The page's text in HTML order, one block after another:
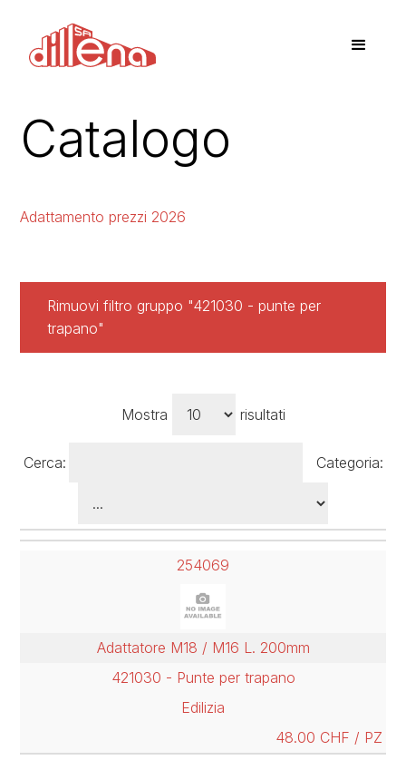
Catalogo
Adattamento prezzi 2026
Rimuovi filtro gruppo "421030 - punte per
trapano"
Mostra risultati
Cerca: Categoria:
254069
Adattatore M18 / M16 L. 200mm
421030 - Punte per trapano
Edilizia
48.00 CHF / PZ